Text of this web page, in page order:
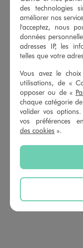
Basé sur
avis
contrôle
Voir tous les avis
5 étoiles
4étoiles
3étoiles
2étoiles
1étoile
Trier les avis
des technologies
améliorer nos
l'acceptez, nous
données
adresses IP, les
telles que votre
Vous avez le
utilisations, de «
opposer ou de «
chaque catégorie
valider vos
vos préférences
des cookies ».